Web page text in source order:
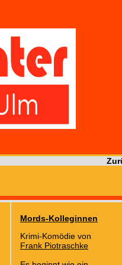
Mords-Kolleginnen
Krimi-Komödie von
Frank Piotraschke